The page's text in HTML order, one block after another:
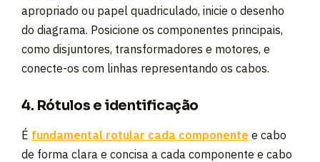
apropriado ou papel quadriculado, inicie o desenho
do diagrama. Posicione os componentes principais,
como disjuntores, transformadores e motores, e
conecte-os com linhas representando os cabos.
4. Rótulos e identificação
É fundamental rotular cada componente e cabo
de forma clara e concisa a cada componente e cabo